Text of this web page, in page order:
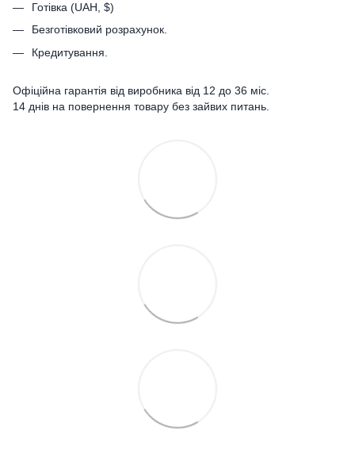
Готівка (UAH, $)
Безготівковий розрахунок.
Кредитування.
Офіційна гарантія від виробника від 12 до 36 міс.
14 днів на повернення товару без зайвих питань.